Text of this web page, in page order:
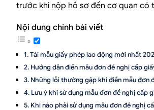
trước khi nộp hồ sơ đến cơ quan có
Nội dung chính bài viết
Tải mẫu giấy phép lao động mới nhất
Hướng dẫn điền mẫu đơn đề nghị cấp
Những lỗi thường gặp khi điền mẫu đơn
Lưu ý khi sử dụng mẫu đơn đề nghị cấp
Khi nào phải sử dụng mẫu đơn đề nghị